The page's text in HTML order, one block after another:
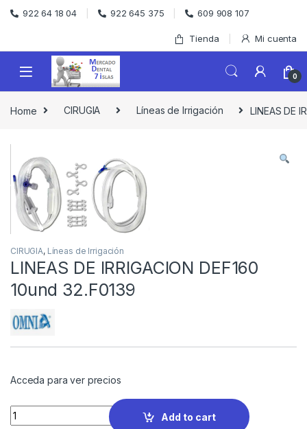
Skip to navigation
Skip to content
922 64 18 04 922 645 375 609 908 107
Tienda Mi cuenta
0
Home CIRUGIA Líneas de Irrigación LINEAS DE
CIRUGIA, Líneas de Irrigación
LINEAS DE IRRIGACION DEF160
10und 32.F0139
Acceda para ver precios
Quantity
Add to cart